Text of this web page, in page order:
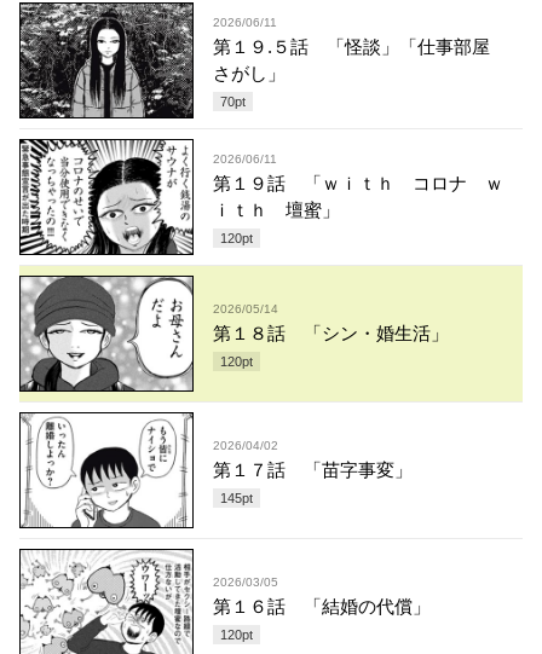
2026/06/11
第１９.５話 「怪談」「仕事部屋
さがし」
70pt
2026/06/11
第１９話 「ｗｉｔｈ コロナ ｗ
ｉｔｈ 壇蜜」
120pt
2026/05/14
第１８話 「シン・婚生活」
120pt
2026/04/02
第１７話 「苗字事変」
145pt
2026/03/05
第１６話 「結婚の代償」
120pt